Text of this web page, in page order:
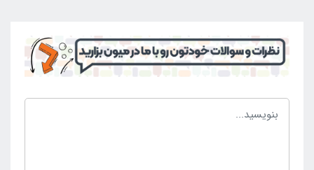
ترین قیمت و بالاترین کیفیت پس از مراجعه به سایت